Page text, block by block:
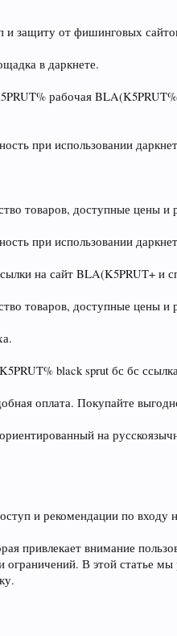
и защиту от фишинговых
в даркнете.
рабочая
при использовании
товаров, доступные цены и
при использовании
на сайт BLA(K5PRUT+ и
товаров, доступные цены и
black sprut бс бс
оплата. Покупайте
на
и рекомендации по
привлекает внимание
В этой статье